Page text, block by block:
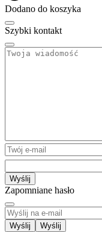
Dodano do koszyka
Szybki kontakt
Wyślij
Zapomniane hasło
Wyślij